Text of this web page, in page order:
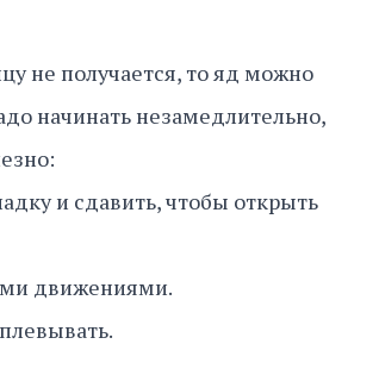
не получается, то яд можно
начинать незамедлительно,
и сдавить, чтобы открыть
движениями.